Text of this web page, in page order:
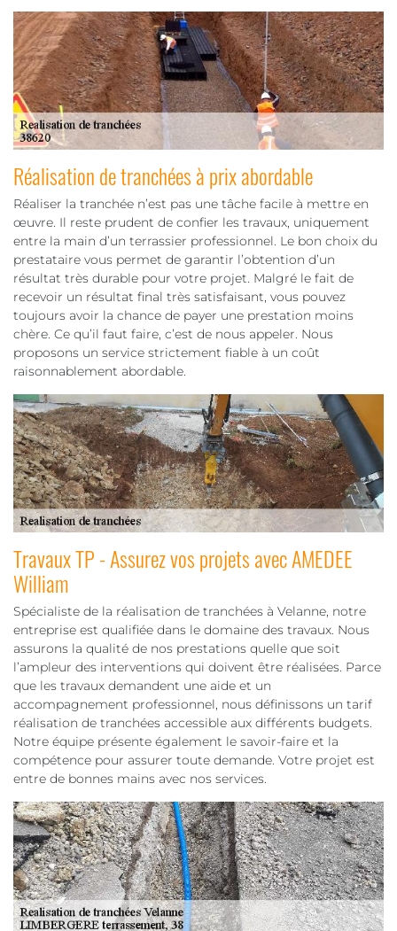
Réalisation de tranchées à prix abordable
Réaliser la tranchée n’est pas une tâche facile à mettre en
œuvre. Il reste prudent de confier les travaux, uniquement
entre la main d’un terrassier professionnel. Le bon choix du
prestataire vous permet de garantir l’obtention d’un
résultat très durable pour votre projet. Malgré le fait de
recevoir un résultat final très satisfaisant, vous pouvez
toujours avoir la chance de payer une prestation moins
chère. Ce qu’il faut faire, c’est de nous appeler. Nous
proposons un service strictement fiable à un coût
raisonnablement abordable.
Travaux TP - Assurez vos projets avec AMEDEE
William
Spécialiste de la réalisation de tranchées à Velanne, notre
entreprise est qualifiée dans le domaine des travaux. Nous
assurons la qualité de nos prestations quelle que soit
l’ampleur des interventions qui doivent être réalisées. Parce
que les travaux demandent une aide et un
accompagnement professionnel, nous définissons un tarif
réalisation de tranchées accessible aux différents budgets.
Notre équipe présente également le savoir-faire et la
compétence pour assurer toute demande. Votre projet est
entre de bonnes mains avec nos services.